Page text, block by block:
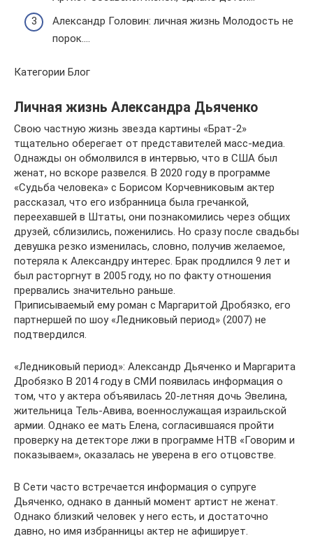
Александр Головин: личная жизнь Молодость не
порок….
Категории Блог
Личная жизнь Александра Дьяченко
Свою частную жизнь звезда картины «Брат-2»
тщательно оберегает от представителей масс-медиа.
Однажды он обмолвился в интервью, что в США был
женат, но вскоре развелся. В 2020 году в программе
«Судьба человека» с Борисом Корчевниковым актер
рассказал, что его избранница была гречанкой,
переехавшей в Штаты, они познакомились через общих
друзей, сблизились, поженились. Но сразу после свадьбы
девушка резко изменилась, словно, получив желаемое,
потеряла к Александру интерес. Брак продлился 9 лет и
был расторгнут в 2005 году, но по факту отношения
прервались значительно раньше.
Приписываемый ему роман с Маргаритой Дробязко, его
партнершей по шоу «Ледниковый период» (2007) не
подтвердился.
«Ледниковый период»: Александр Дьяченко и Маргарита
Дробязко В 2014 году в СМИ появилась информация о
том, что у актера объявилась 20-летняя дочь Эвелина,
жительница Тель-Авива, военнослужащая израильской
армии. Однако ее мать Елена, согласившаяся пройти
проверку на детекторе лжи в программе НТВ «Говорим и
показываем», оказалась не уверена в его отцовстве.
В Сети часто встречается информация о супруге
Дьяченко, однако в данный момент артист не женат.
Однако близкий человек у него есть, и достаточно
давно, но имя избранницы актер не афиширует.